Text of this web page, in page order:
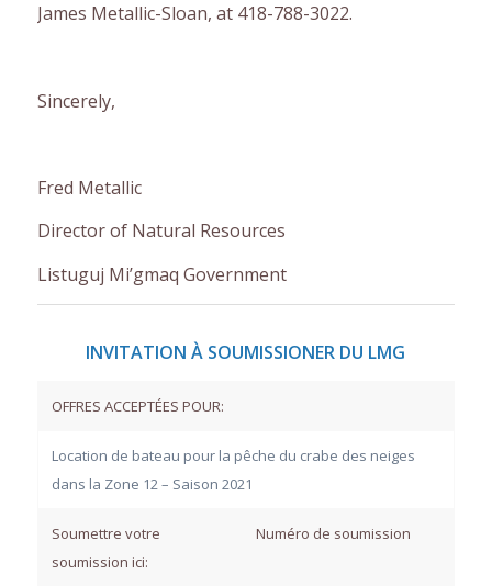
James Metallic-Sloan, at 418-788-3022.
Sincerely,
Fred Metallic
Director of Natural Resources
Listuguj Mi’gmaq Government
INVITATION À SOUMISSIONER DU LMG
OFFRES ACCEPTÉES POUR:
Location de bateau pour la pêche du crabe des neiges
dans la Zone 12 – Saison 2021
Soumettre votre
soumission ici:
Numéro de soumission